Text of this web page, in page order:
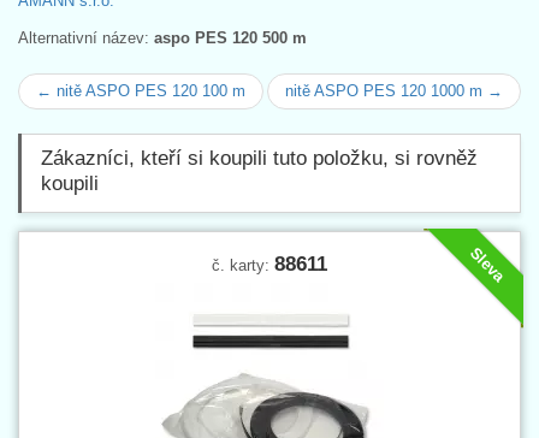
Alternativní název: aspo PES 120 500 m
← nitě ASPO PES 120 100 m nitě ASPO PES 120 1000 m →
Zákazníci, kteří si koupili tuto položku, si rovněž
koupili
Sleva
č. karty: 88611